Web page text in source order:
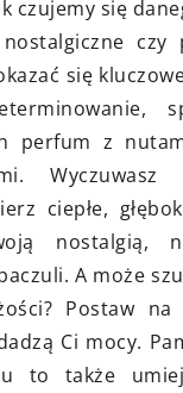
czujemy się
czy
się
perfum z
Wyczuwasz
ciepłe,
nostalgią,
A może
Postaw
Ci mocy.
to także